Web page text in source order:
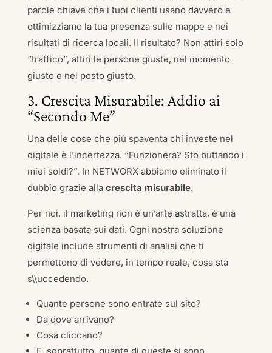
parole chiave che i tuoi clienti usano davvero e
ottimizziamo la tua presenza sulle mappe e nei
risultati di ricerca locali. Il risultato? Non attiri solo
“traffico”, attiri le persone giuste, nel momento
giusto e nel posto giusto.
3. Crescita Misurabile: Addio ai
“Secondo Me”
Una delle cose che più spaventa chi investe nel
digitale è l’incertezza. “Funzionerà? Sto buttando i
miei soldi?”. In NETWORX abbiamo eliminato il
dubbio grazie alla crescita misurabile.
Per noi, il marketing non è un’arte astratta, è una
scienza basata sui dati. Ogni nostra soluzione
digitale include strumenti di analisi che ti
permettono di vedere, in tempo reale, cosa sta
s\\uccedendo.
Quante persone sono entrate sul sito?
Da dove arrivano?
Cosa cliccano?